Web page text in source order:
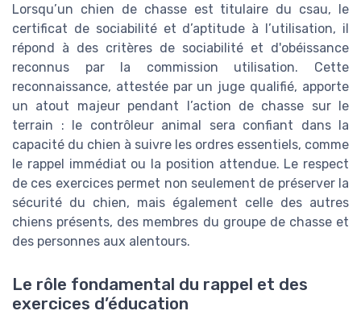
Lorsqu’un chien de chasse est titulaire du csau, le
certificat de sociabilité et d’aptitude à l’utilisation, il
répond à des critères de sociabilité et d'obéissance
reconnus par la commission utilisation. Cette
reconnaissance, attestée par un juge qualifié, apporte
un atout majeur pendant l’action de chasse sur le
terrain : le contrôleur animal sera confiant dans la
capacité du chien à suivre les ordres essentiels, comme
le rappel immédiat ou la position attendue. Le respect
de ces exercices permet non seulement de préserver la
sécurité du chien, mais également celle des autres
chiens présents, des membres du groupe de chasse et
des personnes aux alentours.
Le rôle fondamental du rappel et des
exercices d’éducation